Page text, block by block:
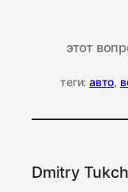
этот
теги: авто,
Dmitry